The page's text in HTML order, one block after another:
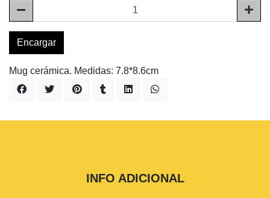
Encargar
Mug cerámica. Medidas: 7.8*8.6cm
INFO ADICIONAL